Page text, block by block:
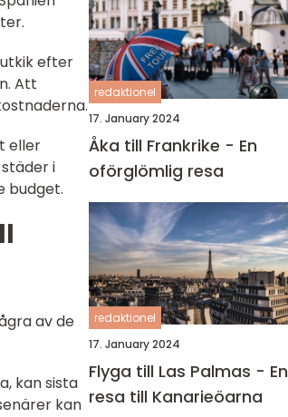
efter
Att
eller
i
budget.
av de
kan sista
kan
redaktionel
17. January 2024
Åka till Frankrike - En
oförglömlig resa
redaktionel
17. January 2024
Flyga till Las Palmas - En
resa till Kanarieöarna